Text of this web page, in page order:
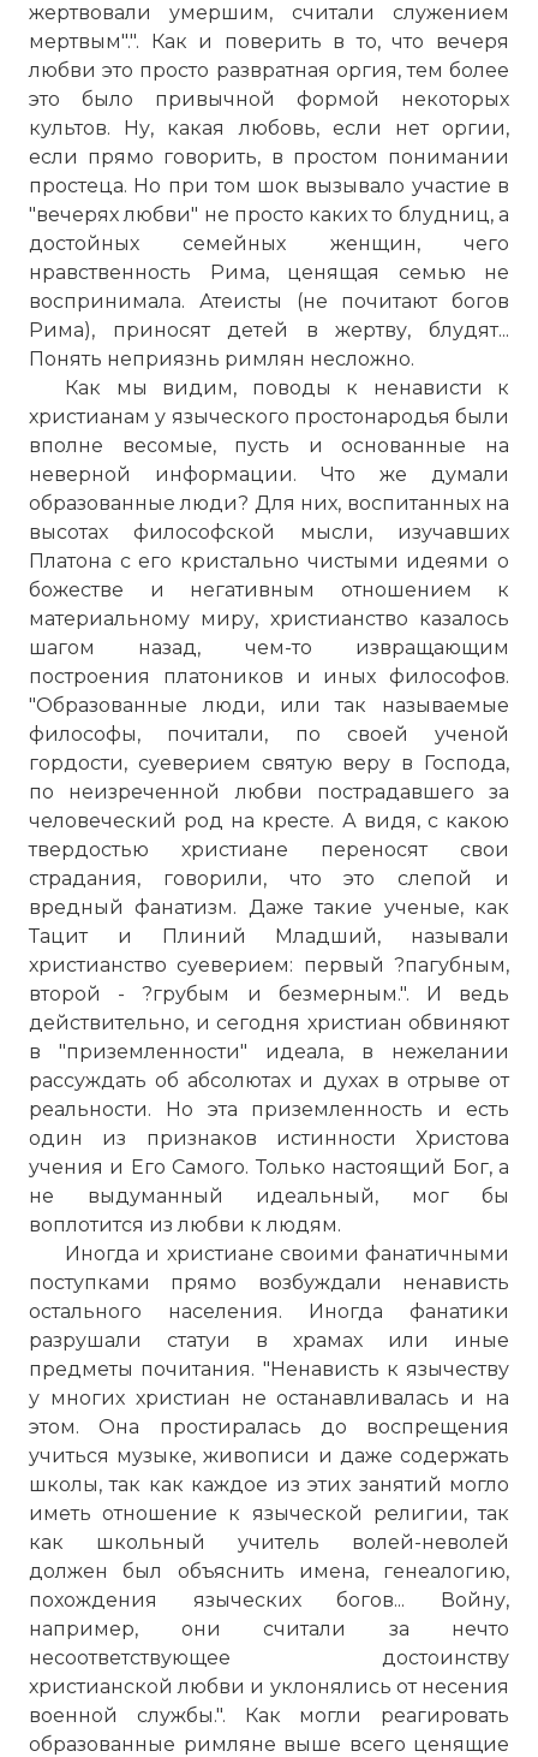
жертвовали умершим, считали служением
мертвым".". Как и поверить в то, что вечеря
любви это просто развратная оргия, тем более
это было привычной формой некоторых
культов. Ну, какая любовь, если нет оргии,
если прямо говорить, в простом понимании
простеца. Но при том шок вызывало участие в
"вечерях любви" не просто каких то блудниц, а
достойных семейных женщин, чего
нравственность Рима, ценящая семью не
воспринимала. Атеисты (не почитают богов
Рима), приносят детей в жертву, блудят...
Понять неприязнь римлян несложно.
Как мы видим, поводы к ненависти к
христианам у языческого простонародья были
вполне весомые, пусть и основанные на
неверной информации. Что же думали
образованные люди? Для них, воспитанных на
высотах философской мысли, изучавших
Платона с его кристально чистыми идеями о
божестве и негативным отношением к
материальному миру, христианство казалось
шагом назад, чем-то извращающим
построения платоников и иных философов.
"Образованные люди, или так называемые
философы, почитали, по своей ученой
гордости, суеверием святую веру в Господа,
по неизреченной любви пострадавшего за
человеческий род на кресте. А видя, с какою
твердостью христиане переносят свои
страдания, говорили, что это слепой и
вредный фанатизм. Даже такие ученые, как
Тацит и Плиний Младший, называли
христианство суеверием: первый ?пагубным,
второй - ?грубым и безмерным.". И ведь
действительно, и сегодня христиан обвиняют
в "приземленности" идеала, в нежелании
рассуждать об абсолютах и духах в отрыве от
реальности. Но эта приземленность и есть
один из признаков истинности Христова
учения и Его Самого. Только настоящий Бог, а
не выдуманный идеальный, мог бы
воплотится из любви к людям.
Иногда и христиане своими фанатичными
поступками прямо возбуждали ненависть
остального населения. Иногда фанатики
разрушали статуи в храмах или иные
предметы почитания. "Ненависть к язычеству
у многих христиан не останавливалась и на
этом. Она простиралась до воспрещения
учиться музыке, живописи и даже содержать
школы, так как каждое из этих занятий могло
иметь отношение к языческой религии, так
как школьный учитель волей-неволей
должен был объяснить имена, генеалогию,
похождения языческих богов... Войну,
например, они считали за нечто
несоответствующее достоинству
христианской любви и уклонялись от несения
военной службы.". Как могли реагировать
образованные римляне выше всего ценящие
☓